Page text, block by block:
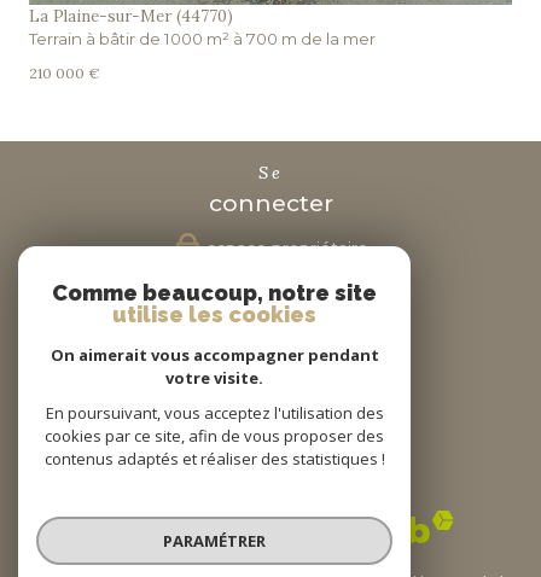
La Plaine-sur-Mer (44770)
Terrain à bâtir de 1000 m² à 700 m de la mer
210 000 €
se
connecter
espace propriétaire
nous
nous
Comme beaucoup, notre site
utilise les cookies
On aimerait vous accompagner pendant
votre visite.
En poursuivant, vous acceptez l'utilisation des
cookies par ce site, afin de vous proposer des
contenus adaptés et réaliser des statistiques !
PARAMÉTRER